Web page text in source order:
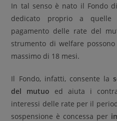
In tal senso è nato il Fondo
dedicato proprio a
pagamento delle rate del
strumento di welfare
massimo di 18 mesi.
Il Fondo, infatti, consente la
del mutuo ed aiuta i
interessi delle rate per il
sospensione è concessa per